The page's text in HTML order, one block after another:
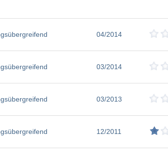
04/2014
03/2014
03/2013
12/2011